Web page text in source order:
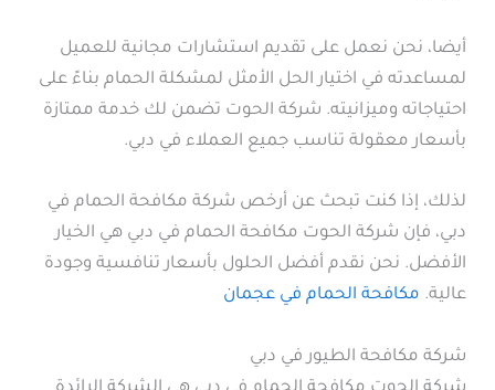
أيضا، نحن نعمل على تقديم استشارات مجانية للعميل
لمساعدته في اختيار الحل الأمثل لمشكلة الحمام بناءً على
احتياجاته وميزانيته. شركة الحوت تضمن لك خدمة ممتازة
بأسعار معقولة تناسب جميع العملاء في دبي.
لذلك، إذا كنت تبحث عن أرخص شركة مكافحة الحمام في
دبي، فإن شركة الحوت مكافحة الحمام في دبي هي الخيار
الأفضل. نحن نقدم أفضل الحلول بأسعار تنافسية وجودة
عالية. مكافحة الحمام في عجمان
شركة مكافحة الطيور في دبي